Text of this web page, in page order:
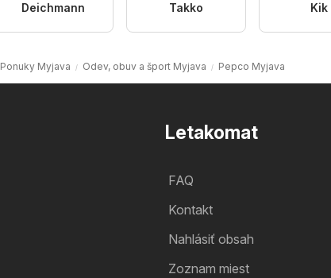
Deichmann Takko Kik
Ponuky Myjava Odev, obuv a šport Myjava Pepco Myjava
Letakomat
FAQ
Kontakt
Nahlásiť obsah
Zoznam miest